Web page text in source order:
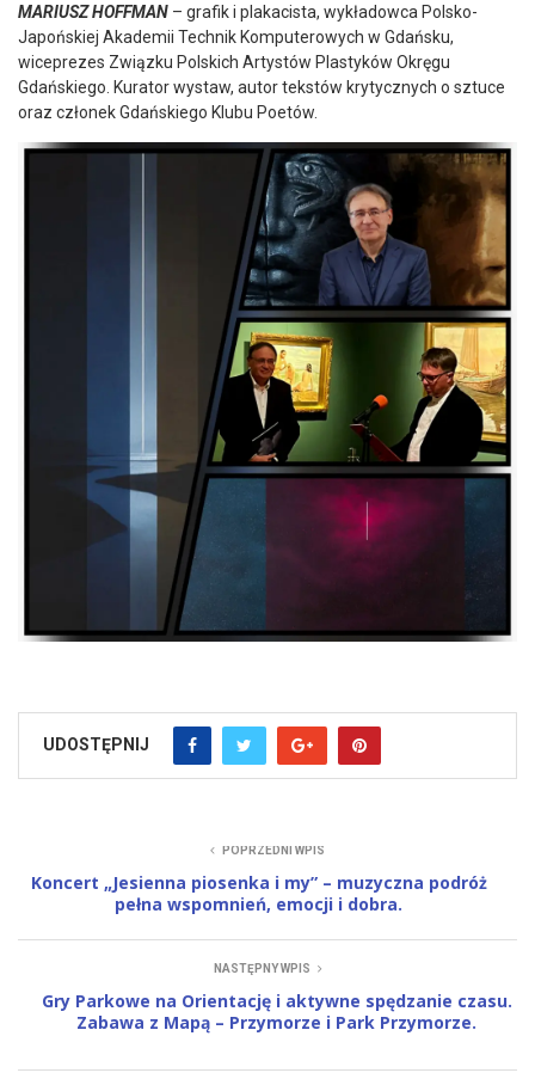
MARIUSZ HOFFMAN – grafik i plakacista, wykładowca Polsko-
Japońskiej Akademii Technik Komputerowych w Gdańsku,
wiceprezes Związku Polskich Artystów Plastyków Okręgu
Gdańskiego. Kurator wystaw, autor tekstów krytycznych o sztuce
oraz członek Gdańskiego Klubu Poetów.
UDOSTĘPNIJ
POPRZEDNI WPIS
Koncert „Jesienna piosenka i my” – muzyczna podróż
pełna wspomnień, emocji i dobra.
NASTĘPNY WPIS
Gry Parkowe na Orientację i aktywne spędzanie czasu.
Zabawa z Mapą – Przymorze i Park Przymorze.